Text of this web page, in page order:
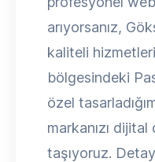
arıyorsanız,
kaliteli
bölgesindeki
özel
markanızı
taşıyoruz.